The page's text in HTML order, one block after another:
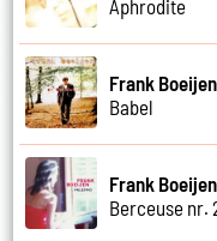
Aphrodite
Frank Boeijen
Babel
Frank Boeijen
Berceuse nr.